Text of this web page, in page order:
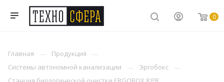
0
Главная
Продукция
Системы автономной канализации
Эргобокс